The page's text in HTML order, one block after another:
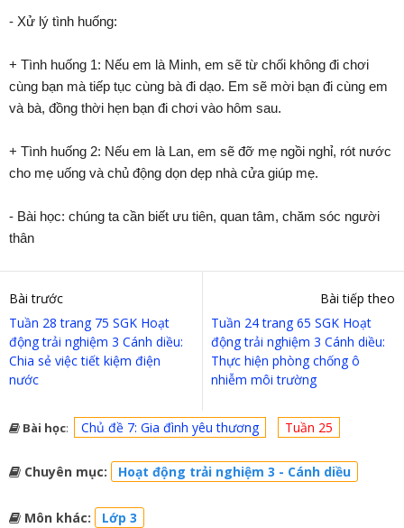
- Xử lý tình huống:
+ Tình huống 1: Nếu em là Minh, em sẽ từ chối không đi chơi
cùng bạn mà tiếp tục cùng bà đi dạo. Em sẽ mời bạn đi cùng em
và bà, đồng thời hẹn bạn đi chơi vào hôm sau.
+ Tình huống 2: Nếu em là Lan, em sẽ đỡ mẹ ngồi nghỉ, rót nước
cho mẹ uống và chủ động dọn dẹp nhà cửa giúp mẹ.
- Bài học: chúng ta cần biết ưu tiên, quan tâm, chăm sóc người
thân
Bài trước
Tuần 28 trang 75 SGK Hoạt
động trải nghiệm 3 Cánh diều:
Chia sẻ việc tiết kiệm điện
nước
Bài tiếp theo
Tuần 24 trang 65 SGK Hoạt
động trải nghiệm 3 Cánh diều:
Thực hiện phòng chống ô
nhiễm môi trường
Bài học: Chủ đề 7: Gia đình yêu thương Tuần 25
Chuyên mục: Hoạt động trải nghiệm 3 - Cánh diều
Môn khác: Lớp 3